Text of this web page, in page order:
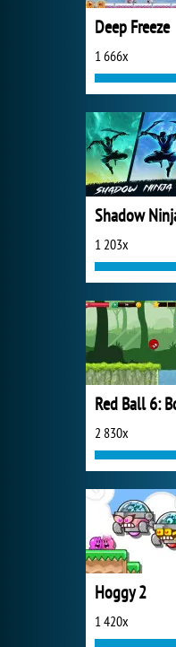
Deep Freeze
1 666x
1 203x
2 830x
Hoggy 2
1 420x